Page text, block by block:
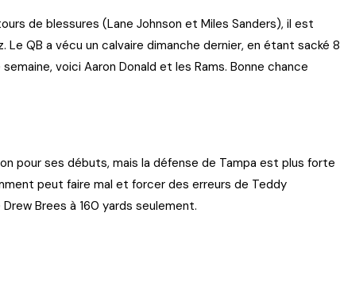
de blessures (Lane Johnson et Miles Sanders), il est
QB a vécu un calvaire dimanche dernier, en étant sacké 8
voici Aaron Donald et les Rams. Bonne chance
pour ses débuts, mais la défense de Tampa est plus forte
peut faire mal et forcer des erreurs de Teddy
Brees à 160 yards seulement.